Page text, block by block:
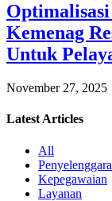
Kemenag
Untuk
November 27, 2025
Latest Articles
All
Kepegawaian
Layanan